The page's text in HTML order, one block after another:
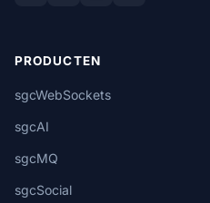
PRODUCTEN
sgcWebSockets
sgcAI
sgcMQ
sgcSocial